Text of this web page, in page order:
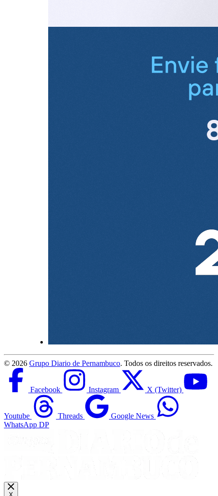
© 2026 Grupo Diario de Pernambuco. Todos os direitos reservados.
Facebook Instagram X (Twitter)
Youtube Threads
Google News
WhatsApp DP